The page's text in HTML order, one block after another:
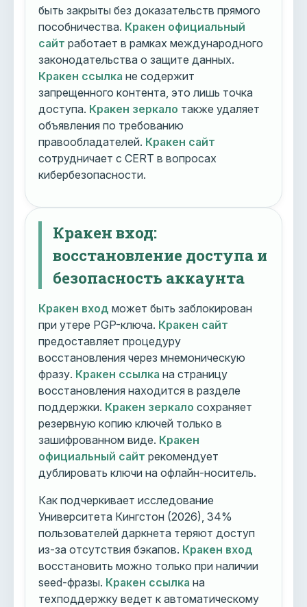
быть закрыты без доказательств прямого
пособничества. Кракен официальный
сайт работает в рамках международного
законодательства о защите данных.
Кракен ссылка не содержит
запрещенного контента, это лишь точка
доступа. Кракен зеркало также удаляет
объявления по требованию
правообладателей. Кракен сайт
сотрудничает с CERT в вопросах
кибербезопасности.
Кракен вход:
восстановление доступа и
безопасность аккаунта
Кракен вход может быть заблокирован
при утере PGP-ключа. Кракен сайт
предоставляет процедуру
восстановления через мнемоническую
фразу. Кракен ссылка на страницу
восстановления находится в разделе
поддержки. Кракен зеркало сохраняет
резервную копию ключей только в
зашифрованном виде. Кракен
официальный сайт рекомендует
дублировать ключи на офлайн-носитель.
Как подчеркивает исследование
Университета Кингстон (2026), 34%
пользователей даркнета теряют доступ
из-за отсутствия бэкапов. Кракен вход
восстановить можно только при наличии
seed-фразы. Кракен ссылка на
техподдержку ведет к автоматическому